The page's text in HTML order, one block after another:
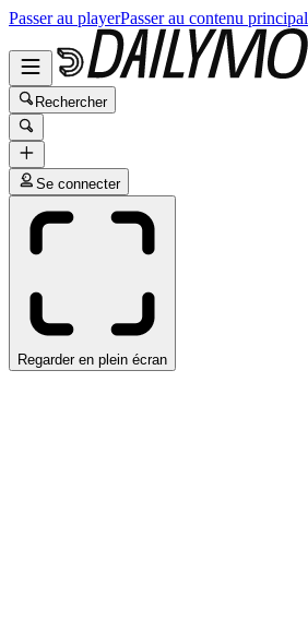
Passer au playerPasser au contenu principal
Rechercher
Se connecter
Regarder en plein écran